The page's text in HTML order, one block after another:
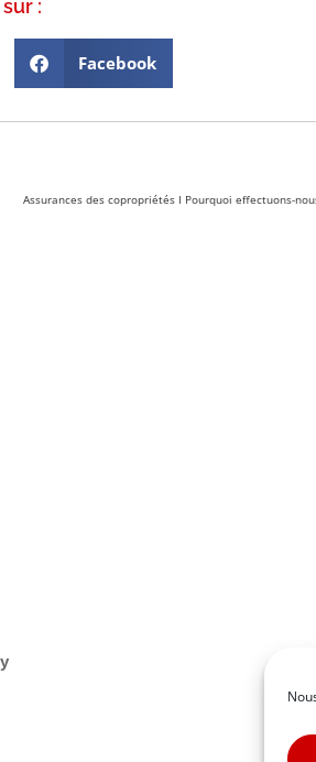
:
Facebook
Assurances des copropriétés I Pourquoi effectuons-